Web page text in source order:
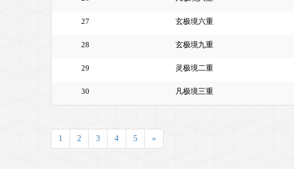
27 玄极境六重
28 玄极境九重
29 灵极境二重
30 凡极境三重
1 2 3 4 5 »